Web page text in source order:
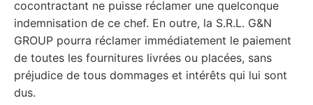
cocontractant ne puisse réclamer une quelconque
indemnisation de ce chef. En outre, la S.R.L. G&N
GROUP pourra réclamer immédiatement le paiement
de toutes les fournitures livrées ou placées, sans
préjudice de tous dommages et intérêts qui lui sont
dus.